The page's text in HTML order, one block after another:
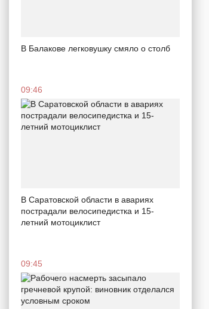
В Балакове легковушку смяло о столб
09:46
В Саратовской области в авариях
пострадали велосипедистка и 15-
летний мотоциклист
09:45